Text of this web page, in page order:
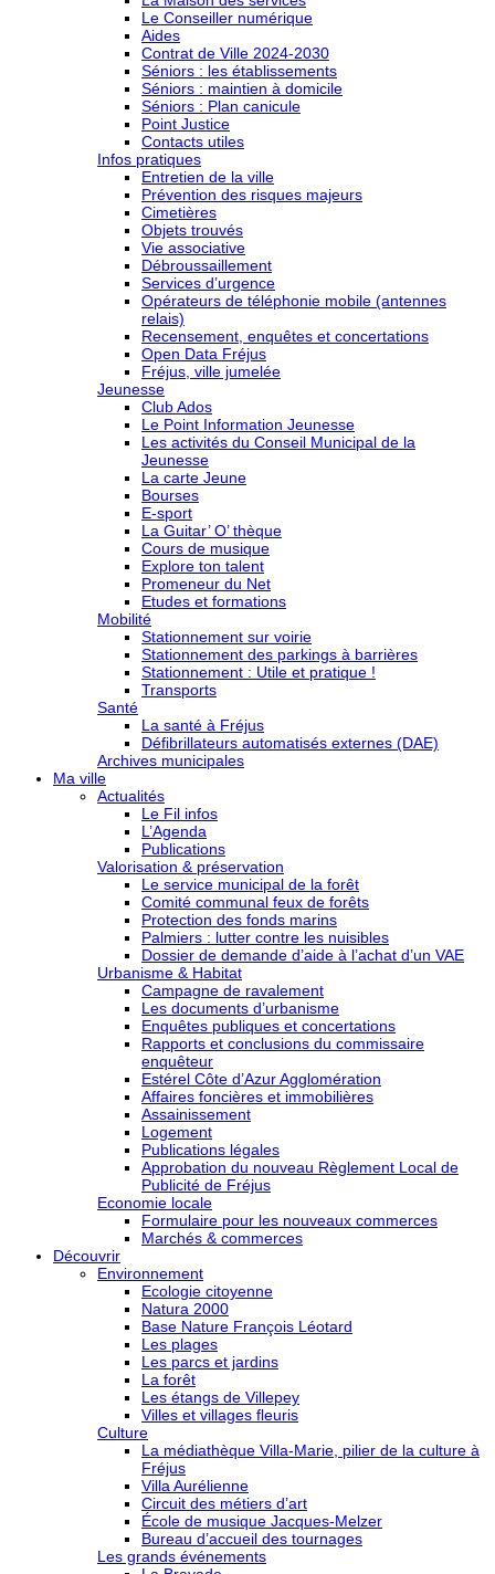
Le Conseiller numérique
Aides
Contrat de Ville 2024-2030
Séniors : les établissements
Séniors : maintien à domicile
Séniors : Plan canicule
Point Justice
Contacts utiles
Infos pratiques
Entretien de la ville
Prévention des risques majeurs
Cimetières
Objets trouvés
Vie associative
Débroussaillement
Services d’urgence
Opérateurs de téléphonie mobile (antennes
relais)
Recensement, enquêtes et concertations
Open Data Fréjus
Fréjus, ville jumelée
Jeunesse
Club Ados
Le Point Information Jeunesse
Les activités du Conseil Municipal de la
Jeunesse
La carte Jeune
Bourses
E-sport
La Guitar’ O’ thèque
Cours de musique
Explore ton talent
Promeneur du Net
Etudes et formations
Mobilité
Stationnement sur voirie
Stationnement des parkings à barrières
Stationnement : Utile et pratique !
Transports
Santé
La santé à Fréjus
Défibrillateurs automatisés externes (DAE)
Archives municipales
Ma ville
Actualités
Le Fil infos
L’Agenda
Publications
Valorisation & préservation
Le service municipal de la forêt
Comité communal feux de forêts
Protection des fonds marins
Palmiers : lutter contre les nuisibles
Dossier de demande d’aide à l’achat d’un VAE
Urbanisme & Habitat
Campagne de ravalement
Les documents d’urbanisme
Enquêtes publiques et concertations
Rapports et conclusions du commissaire
enquêteur
Estérel Côte d’Azur Agglomération
Affaires foncières et immobilières
Assainissement
Logement
Publications légales
Approbation du nouveau Règlement Local de
Publicité de Fréjus
Economie locale
Formulaire pour les nouveaux commerces
Marchés & commerces
Découvrir
Environnement
Ecologie citoyenne
Natura 2000
Base Nature François Léotard
Les plages
Les parcs et jardins
La forêt
Les étangs de Villepey
Villes et villages fleuris
Culture
La médiathèque Villa-Marie, pilier de la culture à
Fréjus
Villa Aurélienne
Circuit des métiers d’art
École de musique Jacques-Melzer
Bureau d’accueil des tournages
Les grands événements